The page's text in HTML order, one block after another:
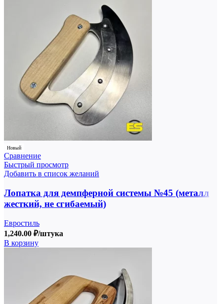
Новый
Сравнение
Быстрый просмотр
Добавить в список желаний
Лопатка для демпферной системы №45 (металл
жесткий, не сгибаемый)
Евростиль
1,240.00 ₽/штука
В корзину